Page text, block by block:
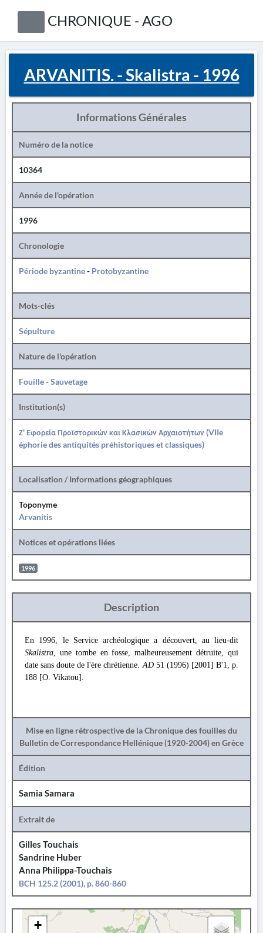
CHRONIQUE - AGO
ARVANITIS. - Skalistra - 1996
Informations Générales
Numéro de la notice
10364
Année de l'opération
1996
Chronologie
Période byzantine- Protobyzantine
Mots-clés
Sépulture
Nature de l'opération
Fouille-Sauvetage
Institution(s)
Ζ' Εφορεία Προϊστορικών και Κλασικών Αρχαιοτήτων (VIIe
éphorie des antiquités préhistoriques et classiques)
Localisation / Informations géographiques
Toponyme
Arvanitis
Notices et opérations liées
1996
Description
En 1996, le Service archéologique a découvert, au lieu-dit
Skalistra, une tombe en fosse, malheureusement détruite, qui
date sans doute de l'ère chrétienne.AD51 (1996) [2001] Β'1, p.
188 [O. Vikatou].
Mise en ligne rétrospective de la Chronique des fouilles du
Bulletin de Correspondance Hellénique (1920-2004) en Grèce
Édition
Samia Samara
Extrait de
Gilles Touchais
Sandrine Huber
Anna Philippa-Touchais
BCH 125.2 (2001), p. 860-860
+